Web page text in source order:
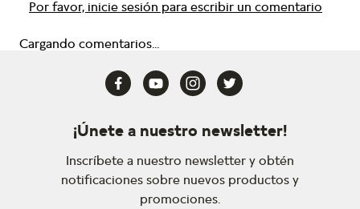
Por favor, inicie sesión para escribir un comentario
Cargando comentarios...
¡Únete a nuestro newsletter!
Inscríbete a nuestro newsletter y obtén
notificaciones sobre nuevos productos y
promociones.